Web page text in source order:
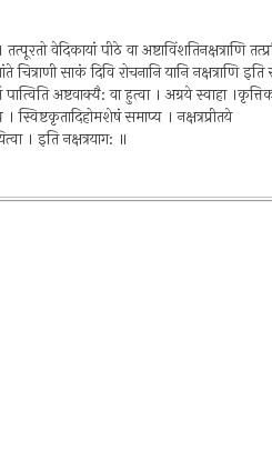
वेदिकायां पीठे वा अष्टाविंशतिनक्षत्राणि
चित्राणी साकं दिवि रोचनानि यानि नक्षत्राणि इति
अष्टवाक्यै: वा हुत्वा । अग्रये स्वाहा
स्विष्टकृतादिहोमशेषं समाप्य । नक्षत्रप्रीतये
। इति नक्षत्रयाग: ॥